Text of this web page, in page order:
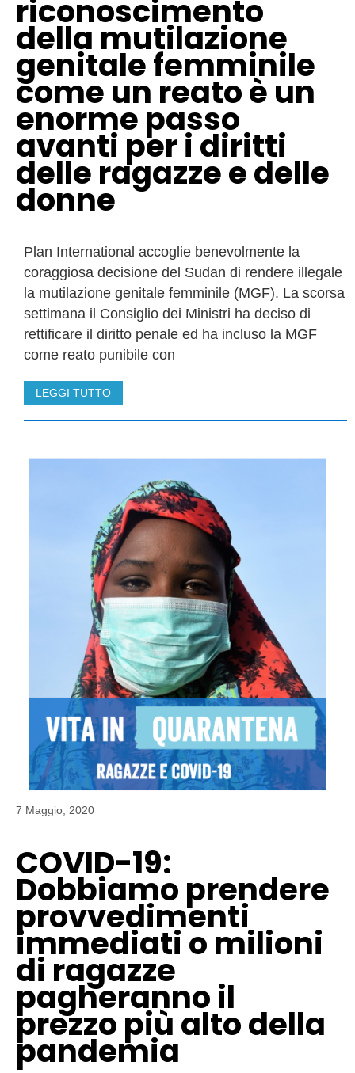
riconoscimento
della mutilazione
genitale femminile
come un reato è un
enorme passo
avanti per i diritti
delle ragazze e delle
donne
Plan International accoglie benevolmente la
coraggiosa decisione del Sudan di rendere illegale
la mutilazione genitale femminile (MGF). La scorsa
settimana il Consiglio dei Ministri ha deciso di
rettificare il diritto penale ed ha incluso la MGF
come reato punibile con
LEGGI TUTTO
7 Maggio, 2020
COVID-19:
Dobbiamo prendere
provvedimenti
immediati o milioni
di ragazze
pagheranno il
prezzo più alto della
pandemia